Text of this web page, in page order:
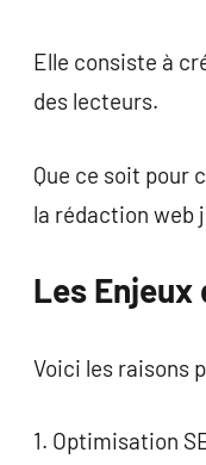
Elle consiste à
des lecteurs.
Que ce soit pour
la rédaction web
Les
Voici les raisons
1. Optimisation